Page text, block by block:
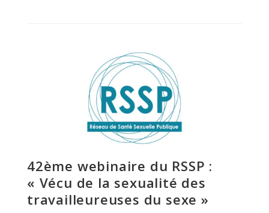
42ème webinaire du RSSP :
« Vécu de la sexualité des
travailleureuses du sexe »